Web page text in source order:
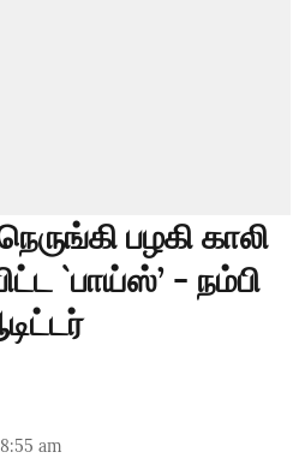
பழகி காலி
`பாய்ஸ்’ - நம்பி
am